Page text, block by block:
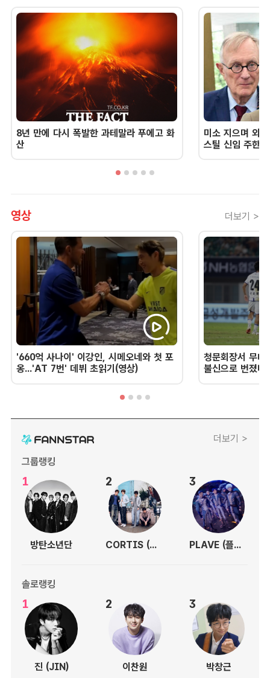
8년 만에 다시 폭발한 과테말라 푸에고 화
산
미소 지으며 외
스틸 신임 주한
영상 더보기 >
'660억 사나이' 이강인, 시메오네와 첫 포
옹...'AT 7번' 데뷔 초읽기(영상)
청문회장서 무너
불신으로 번졌
더보기 >
그룹랭킹
1
방탄소년단
2
CORTIS (코르티스)
3
PLAVE (플레이브)
솔로랭킹
1
진 (JIN)
2
이찬원
3
박창근